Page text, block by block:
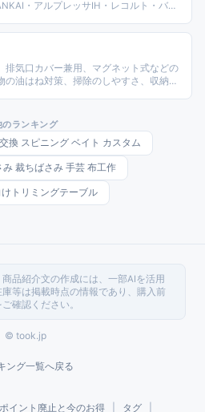
・アルプレッサIH・レコルト・バー
排気口カバー兼用、マグネット式などの
の油はね対策、掃除のしやすさ、収納性
のランキング
換 スピニング ベイト カスタム
み 裁ちばさみ 手芸 布工作
けトリミングテーブル
品紹介文の作成には、一部AIを活用
等は掲載時点の情報であり、購入前
確認ください。
© took.jp
ング一覧へ戻る
ポイント廃止と今のお得 タグ